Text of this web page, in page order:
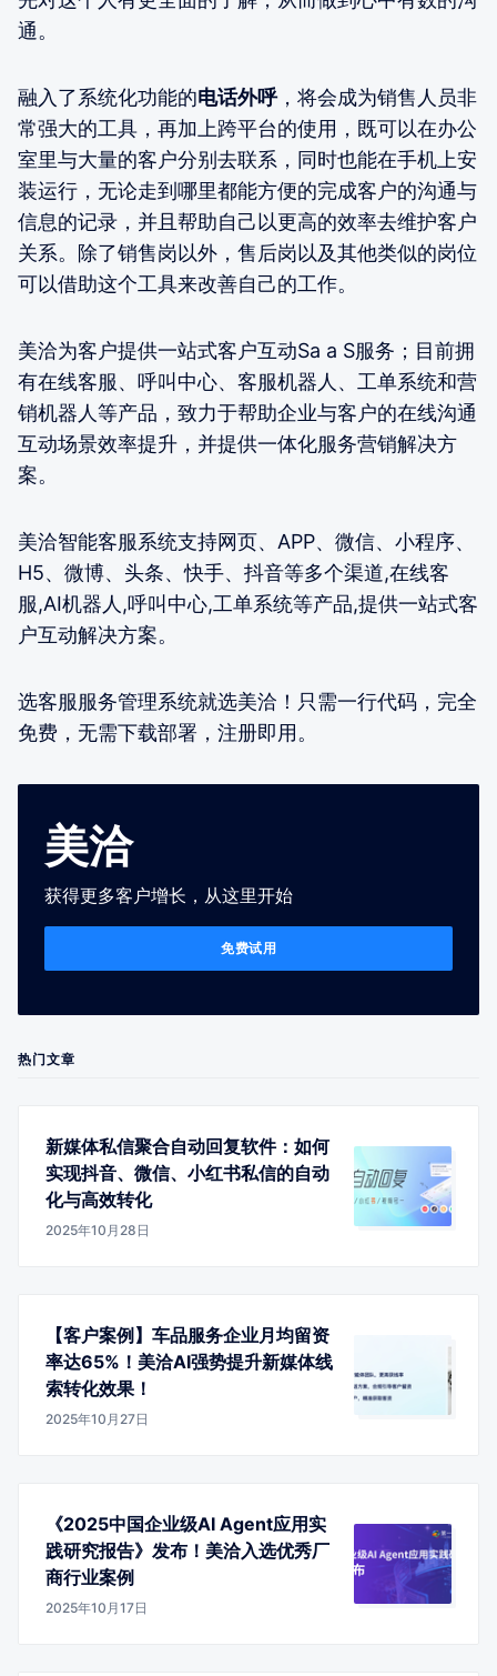
通。
融入了系统化功能的电话外呼，将会成为销售人员非
常强大的工具，再加上跨平台的使用，既可以在办公
室里与大量的客户分别去联系，同时也能在手机上安
装运行，无论走到哪里都能方便的完成客户的沟通与
信息的记录，并且帮助自己以更高的效率去维护客户
关系。除了销售岗以外，售后岗以及其他类似的岗位
可以借助这个工具来改善自己的工作。
美洽为客户提供一站式客户互动Sa a S服务；目前拥
有在线客服、呼叫中心、客服机器人、工单系统和营
销机器人等产品，致力于帮助企业与客户的在线沟通
互动场景效率提升，并提供一体化服务营销解决方
案。
美洽智能客服系统支持网页、APP、微信、小程序、
H5、微博、头条、快手、抖音等多个渠道,在线客
服,AI机器人,呼叫中心,工单系统等产品,提供一站式客
户互动解决方案。
选客服服务管理系统就选美洽！只需一行代码，完全
免费，无需下载部署，注册即用。
美洽
获得更多客户增长，从这里开始
免费试用
热门文章
新媒体私信聚合自动回复软件：如何
实现抖音、微信、小红书私信的自动
化与高效转化
2025年10月28日
【客户案例】车品服务企业月均留资
率达65%！美洽AI强势提升新媒体线
索转化效果！
2025年10月27日
《2025中国企业级AI Agent应用实
践研究报告》发布！美洽入选优秀厂
商行业案例
2025年10月17日